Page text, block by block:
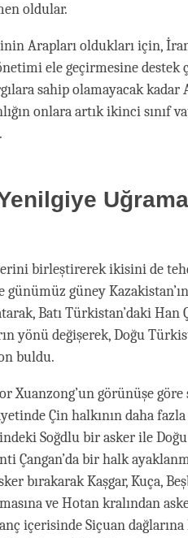
oldular.
Arapları oldukları için,
ele geçirmesine destek
sahip olamayacak kadar
onlara artık ikinci sınıf
birleştirerek ikisini de
güney
Batı Türkistan’daki Han
yönü değişerek, Doğu
buldu.
Xuanzong’un görünüşe
Çin halkının daha fazla
Soğdlu bir asker ile
Çangan’da bir halk
bırakarak Kaşgar, Kuça,
ve Hotan kralından
içerisinde Siçuan